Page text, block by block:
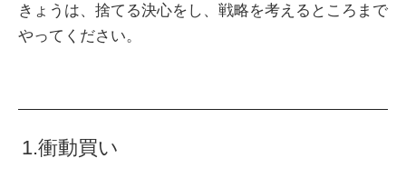
きょうは、捨てる決心をし、戦略を考えるところまで
やってください。
1.衝動買い